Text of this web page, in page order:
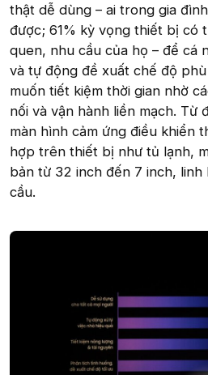
thật dễ dùng – ai trong gia
được; 61% kỳ vọng thiết bị có
quen, nhu cầu của họ – để cá
và tự động đề xuất chế độ
muốn tiết kiệm thời gian nhờ
nối và vận hành liền mạch. Từ
màn hình cảm ứng điều khiển
hợp trên thiết bị như tủ lạnh,
bản từ 32 inch đến 7 inch,
cầu.